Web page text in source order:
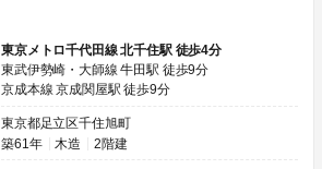
東京メトロ千代田線 北千住駅 徒歩4分
東武伊勢崎・大師線 牛田駅 徒歩9分
京成本線 京成関屋駅 徒歩9分
東京都足立区千住旭町
築61年
木造 2階建